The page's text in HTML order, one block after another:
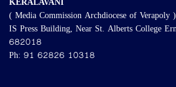
KERALAVANI
( Media Commission Archdiocese of Verapoly )
IS Press Building, Near St. Alberts College
682018
Ph: 91 62826 10318